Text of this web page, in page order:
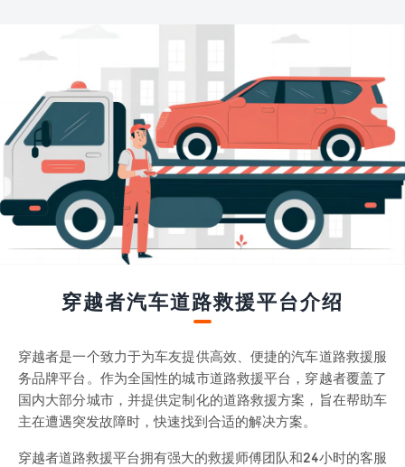
穿越者汽车道路救援平台介绍
穿越者是一个致力于为车友提供高效、便捷的汽车道路救援服
务品牌平台。作为全国性的城市道路救援平台，穿越者覆盖了
国内大部分城市，并提供定制化的道路救援方案，旨在帮助车
主在遭遇突发故障时，快速找到合适的解决方案。
穿越者道路救援平台拥有强大的救援师傅团队和24小时的客服